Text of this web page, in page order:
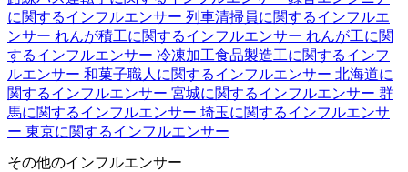
に関するインフルエンサー 列車清掃員に関するインフルエ
ンサー れんが積工に関するインフルエンサー れんが工に関
するインフルエンサー 冷凍加工食品製造工に関するインフ
ルエンサー 和菓子職人に関するインフルエンサー 北海道に
関するインフルエンサー 宮城に関するインフルエンサー 群
馬に関するインフルエンサー 埼玉に関するインフルエンサ
ー 東京に関するインフルエンサー
その他のインフルエンサー